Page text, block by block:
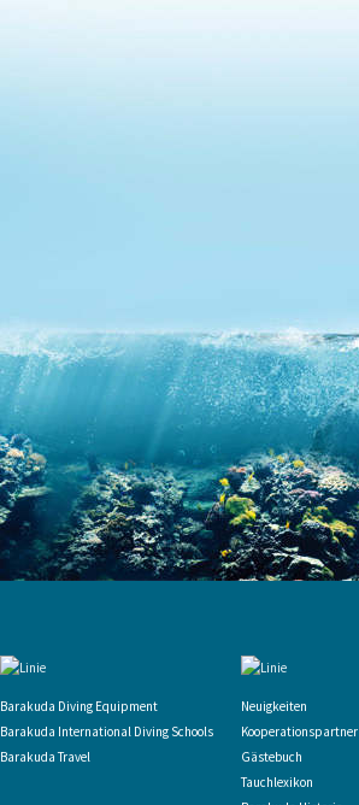
Barakuda Diving Equipment
Barakuda International Diving Schools
Barakuda Travel
Neuigkeiten
Kooperationspartner
Gästebuch
Tauchlexikon